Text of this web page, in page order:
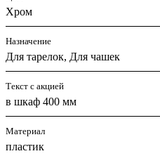
Хром
Назначение
Для тарелок, Для чашек
Текст с акцией
в шкаф 400 мм
Материал
пластик